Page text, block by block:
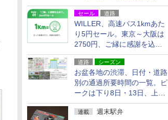
水ギアショーツは1990円に
セール 道路
WILLER、高速バス1kmあた
り5円セール。東京～大阪は
2750円、ご縁に感謝を込め
た20周年記念キャンペーン
道路 シーズン
お盆各地の渋滞、日付・道路
別の通過所要時間の一覧。ピ
ークは下り8日・13日、上り
14日・15日
連載 週末駅弁